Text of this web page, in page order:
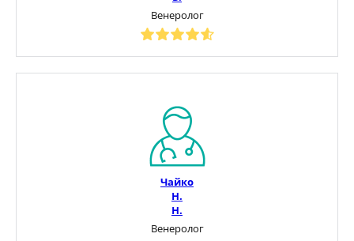
Венеролог
Чайко
Н.
Н.
Венеролог